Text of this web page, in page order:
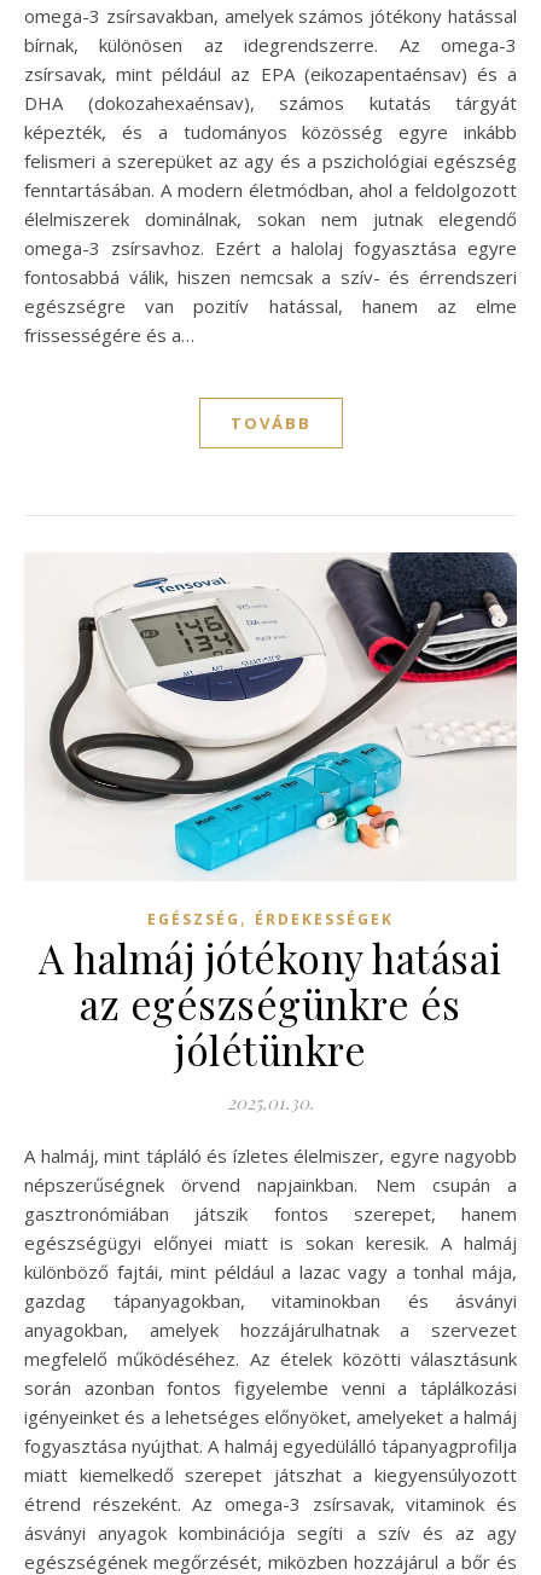
omega-3 zsírsavakban, amelyek számos jótékony hatással
bírnak, különösen az idegrendszerre. Az omega-3
zsírsavak, mint például az EPA (eikozapentaénsav) és a
DHA (dokozahexaénsav), számos kutatás tárgyát
képezték, és a tudományos közösség egyre inkább
felismeri a szerepüket az agy és a pszichológiai egészség
fenntartásában. A modern életmódban, ahol a feldolgozott
élelmiszerek dominálnak, sokan nem jutnak elegendő
omega-3 zsírsavhoz. Ezért a halolaj fogyasztása egyre
fontosabbá válik, hiszen nemcsak a szív- és érrendszeri
egészségre van pozitív hatással, hanem az elme
frissességére és a…
TOVÁBB
EGÉSZSÉG , ÉRDEKESSÉGEK
A halmáj jótékony hatásai
az egészségünkre és
jólétünkre
2025.01.30.
A halmáj, mint tápláló és ízletes élelmiszer, egyre nagyobb
népszerűségnek örvend napjainkban. Nem csupán a
gasztronómiában játszik fontos szerepet, hanem
egészségügyi előnyei miatt is sokan keresik. A halmáj
különböző fajtái, mint például a lazac vagy a tonhal mája,
gazdag tápanyagokban, vitaminokban és ásványi
anyagokban, amelyek hozzájárulhatnak a szervezet
megfelelő működéséhez. Az ételek közötti választásunk
során azonban fontos figyelembe venni a táplálkozási
igényeinket és a lehetséges előnyöket, amelyeket a halmáj
fogyasztása nyújthat. A halmáj egyedülálló tápanyagprofilja
miatt kiemelkedő szerepet játszhat a kiegyensúlyozott
étrend részeként. Az omega-3 zsírsavak, vitaminok és
ásványi anyagok kombinációja segíti a szív és az agy
egészségének megőrzését, miközben hozzájárul a bőr és